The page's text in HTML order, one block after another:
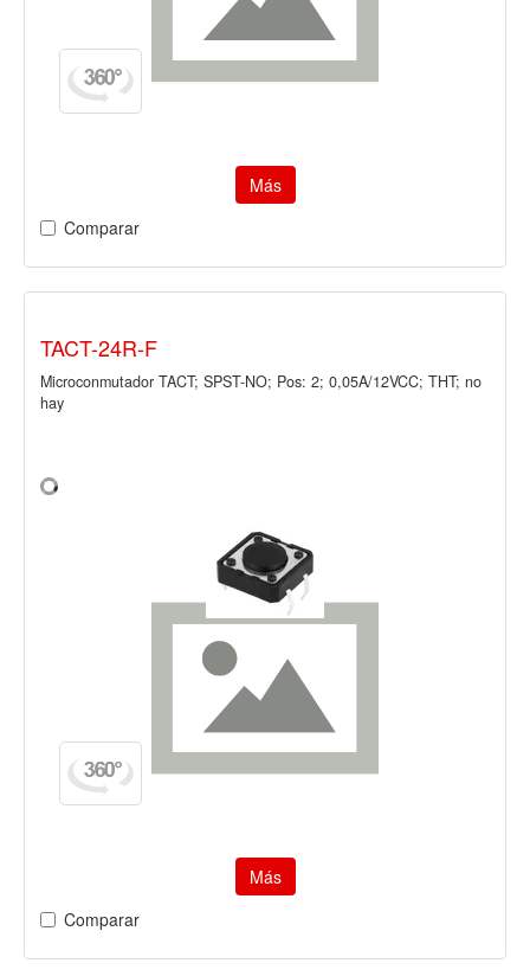
Más
Comparar
TACT-24R-F
Microconmutador TACT; SPST-NO; Pos: 2; 0,05A/12VCC; THT; no
hay
Más
Comparar